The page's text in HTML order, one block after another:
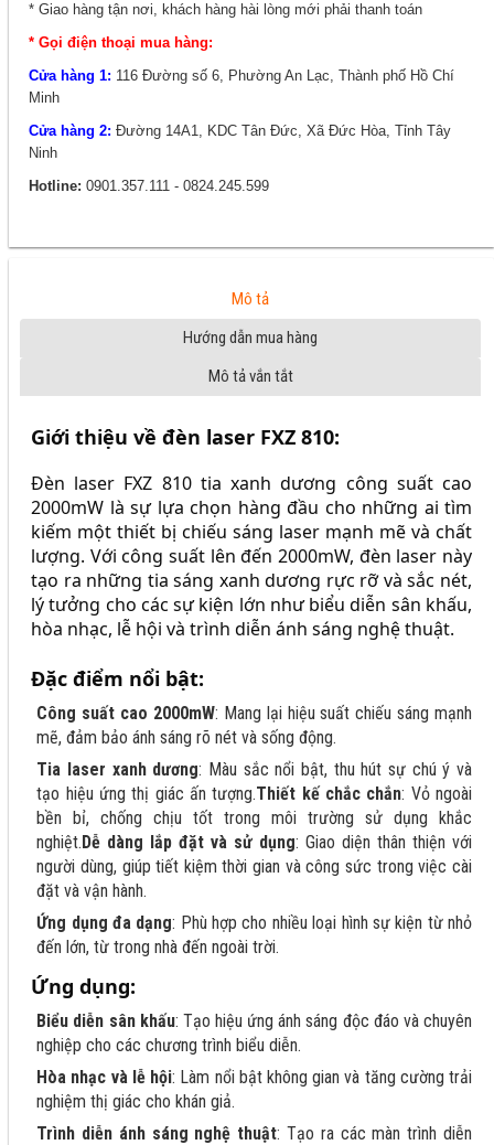
* Giao hàng tận nơi, khách hàng hài lòng mới phải thanh toán
* Gọi điện thoại mua hàng:
Cửa hàng 1: 116 Đường số 6, Phường An Lạc, Thành phố Hồ Chí
Minh
Cửa hàng 2: Đường 14A1, KDC Tân Đức, Xã Đức Hòa, Tỉnh Tây
Ninh
Hotline: 0901.357.111 - 0824.245.599
Mô tả
Hướng dẫn mua hàng
Mô tả vắn tắt
Giới thiệu về đèn laser FXZ 810:
Đèn laser FXZ 810 tia xanh dương công suất cao
2000mW là sự lựa chọn hàng đầu cho những ai tìm
kiếm một thiết bị chiếu sáng laser mạnh mẽ và chất
lượng. Với công suất lên đến 2000mW, đèn laser này
tạo ra những tia sáng xanh dương rực rỡ và sắc nét,
lý tưởng cho các sự kiện lớn như biểu diễn sân khấu,
hòa nhạc, lễ hội và trình diễn ánh sáng nghệ thuật.
Đặc điểm nổi bật:
Công suất cao 2000mW: Mang lại hiệu suất chiếu sáng mạnh
mẽ, đảm bảo ánh sáng rõ nét và sống động.
Tia laser xanh dương: Màu sắc nổi bật, thu hút sự chú ý và
tạo hiệu ứng thị giác ấn tượng.​Thiết kế chắc chắn: Vỏ ngoài
bền bỉ, chống chịu tốt trong môi trường sử dụng khắc
nghiệt.Dễ dàng lắp đặt và sử dụng: Giao diện thân thiện với
người dùng, giúp tiết kiệm thời gian và công sức trong việc cài
đặt và vận hành.
Ứng dụng đa dạng: Phù hợp cho nhiều loại hình sự kiện từ nhỏ
đến lớn, từ trong nhà đến ngoài trời.
Ứng dụng:
Biểu diễn sân khấu: Tạo hiệu ứng ánh sáng độc đáo và chuyên
nghiệp cho các chương trình biểu diễn.
Hòa nhạc và lễ hội: Làm nổi bật không gian và tăng cường trải
nghiệm thị giác cho khán giả.
Trình diễn ánh sáng nghệ thuật: Tạo ra các màn trình diễn